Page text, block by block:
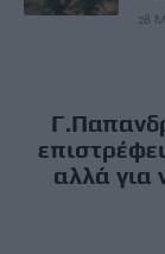
28
αλλά για